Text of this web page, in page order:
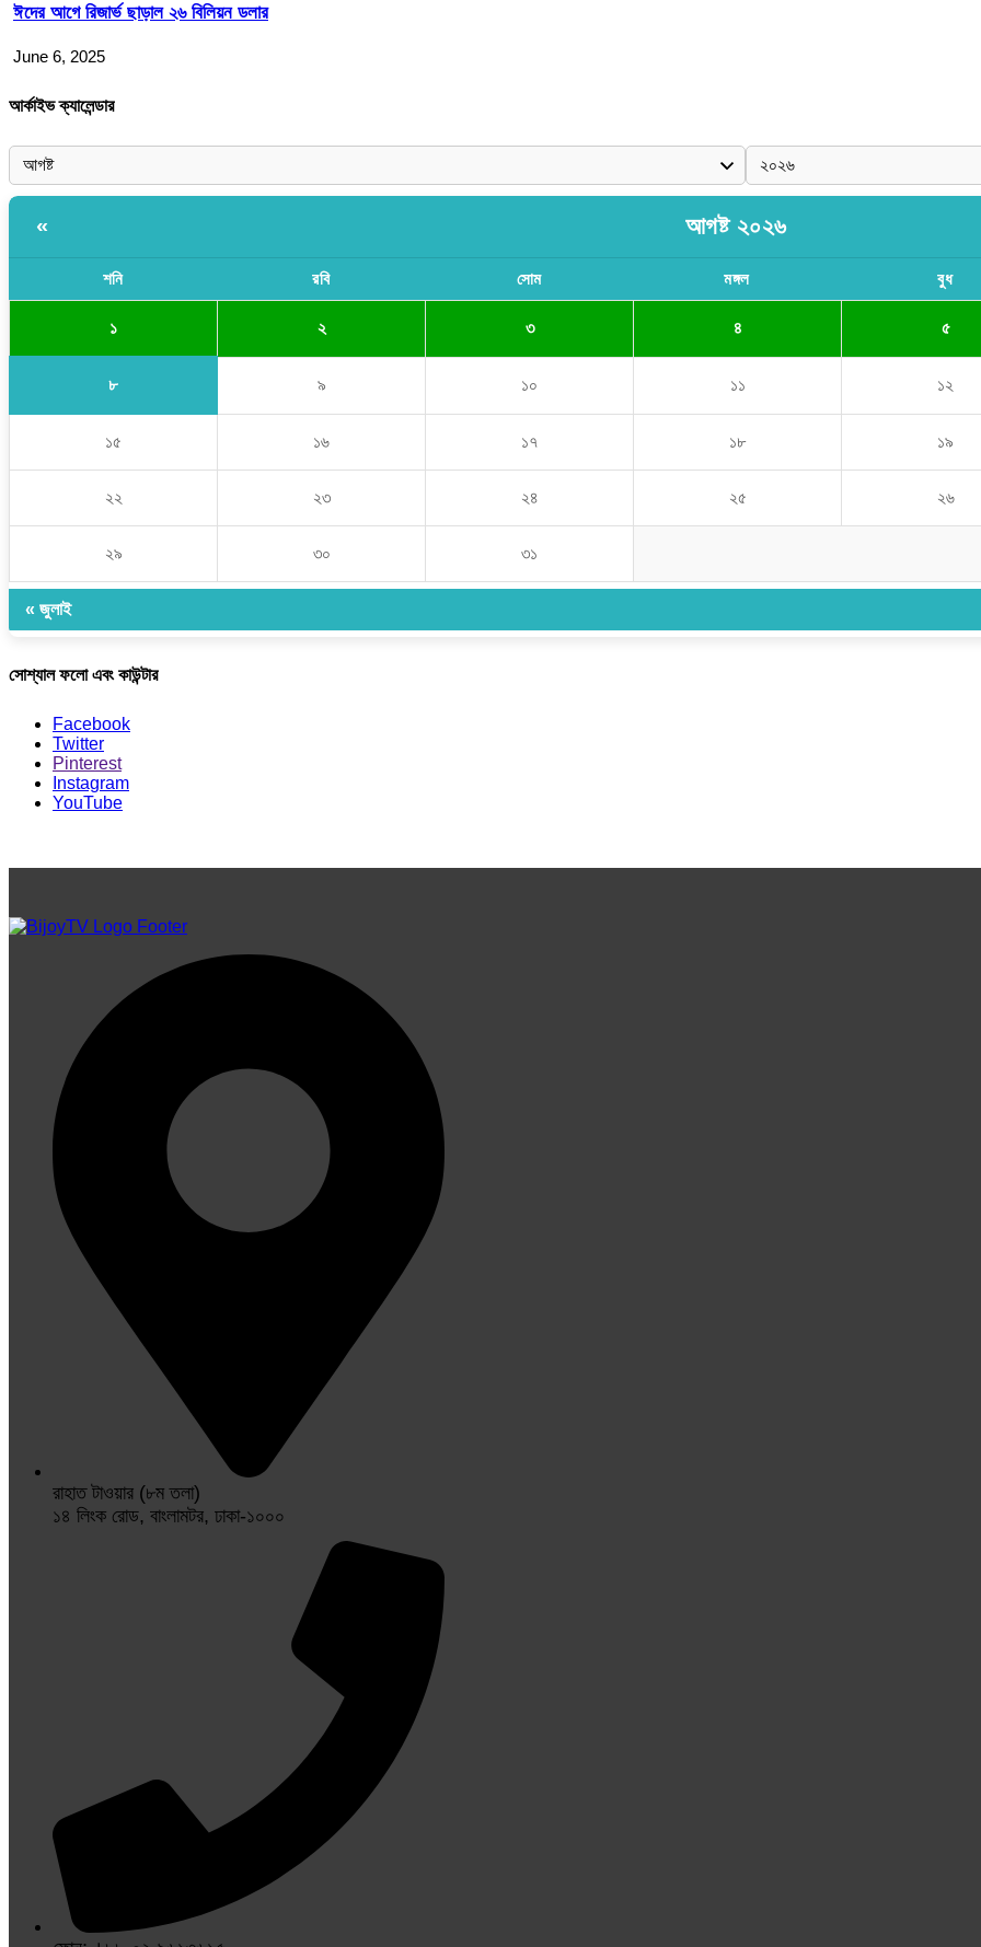
ঈদের আগে রিজার্ভ ছাড়াল ২৬ বিলিয়ন ডলার
June 6, 2025
আর্কাইভ ক্যালেন্ডার
« আগষ্ট ২০২৬
শনি রবি সোম মঙ্গল বুধ
১ ২ ৩ ৪ ৫
৮ ৯ ১০ ১১ ১২
১৫ ১৬ ১৭ ১৮ ১৯
২২ ২৩ ২৪ ২৫ ২৬
২৯ ৩০ ৩১
« জুলাই
সোশ্যাল ফলো এবং কাউন্টার
Facebook
Twitter
Pinterest
Instagram
YouTube
রাহাত টাওয়ার (৮ম তলা)
১৪ লিংক রোড, বাংলামটর, ঢাকা-১০০০